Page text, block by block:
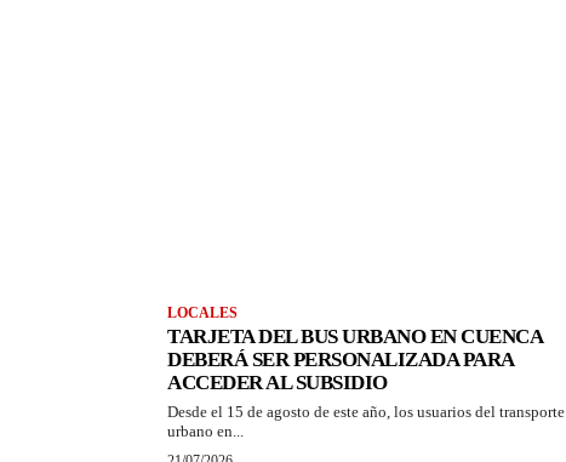
LOCALES
TARJETA DEL BUS URBANO EN CUENCA
DEBERÁ SER PERSONALIZADA PARA
ACCEDER AL SUBSIDIO
Desde el 15 de agosto de este año, los usuarios del transporte
urbano en...